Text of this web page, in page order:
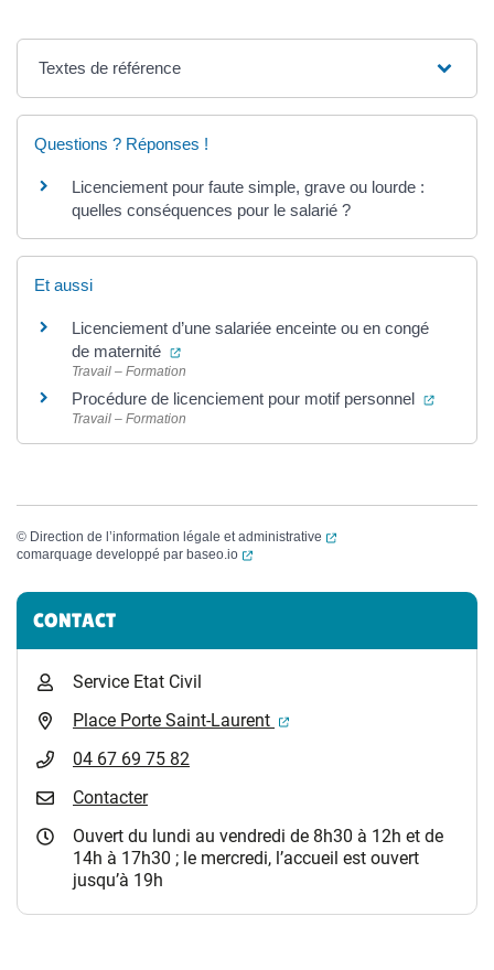
Textes de référence
Questions ? Réponses !
Licenciement pour faute simple, grave ou lourde :
quelles conséquences pour le salarié ?
Et aussi
Licenciement d’une salariée enceinte ou en congé
de maternité
(ouverture dans un nouvel onglet)
Travail – Formation
Procédure de licenciement pour motif personnel
Travail – Formation
© Direction de l’information légale et administrative
(ouverture dans un
comarquage developpé par baseo.io (ouverture dans un nouvel onglet)
Informations complémentaires
CONTACT
Service Etat Civil
Place Porte Saint-Laurent
(ouverture dans un
04 67 69 75 82
Contacter
Ouvert du lundi au vendredi de 8h30 à 12h et de
14h à 17h30 ; le mercredi, l’accueil est ouvert
jusqu’à 19h